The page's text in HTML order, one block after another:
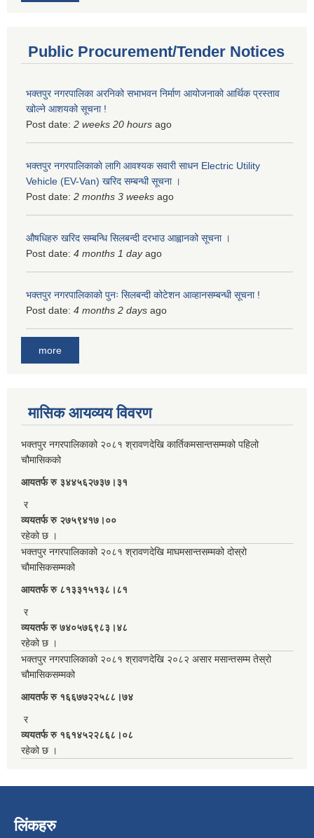
Public Procurement/Tender Notices
भक्तपुर नगरपालिका अरनिको सभाभवन निर्माण आयोजनाको आर्थिक प्रस्ताव
खोल्ने आशयको सूचना !
Post date: 2 weeks 20 hours ago
भक्तपुर नगरपालिकाकाे लागि आवश्यक सवारी साधन Electric Utility
Vehicle (EV-Van) खरिद सम्बन्धी सूचना ।
Post date: 2 months 3 weeks ago
औषधिहरु खरिद सम्बन्धि सिलबन्दी दरभाउ आह्वानको सूचना ।
Post date: 4 months 1 dayago
भक्तपुर नगरपालिकाको पुनः सिलबन्दी कोटेशन आव्हानसम्बन्धी सूचना !
Post date: 4 months 2 days ago
more
मासिक आयव्यय विवरण
भक्तपुर नगरपालिकाको २०८१ श्रावणदेखि कार्तिकमसान्तसम्मको पहिलो
चौमासिकको
आयतर्फ रु‌ ३४४५६२७३७।३१
र
व्ययतर्फ रु २७५९४१७।००
रहेको छ ।
भक्तपुर नगरपालिकाको २०८१ श्रावणदेखि माघमसान्तसम्मको दोस्रो
चौमासिकसम्मको
आयतर्फ रु‌ ८१३३१५१३८।८१
र
व्ययतर्फ रु ७४०५७६९८३।४८
रहेको छ ।
भक्तपुर नगरपालिकाको २०८१ श्रावणदेखि २०८२ असार मसान्तसम्म तेस्रो
चौमासिकसम्मको
आयतर्फ रु‌ १६६७७२२५८८।७४
र
व्ययतर्फ रु १६१४५२२८६८।०८
रहेको छ ।
लिंकहरु